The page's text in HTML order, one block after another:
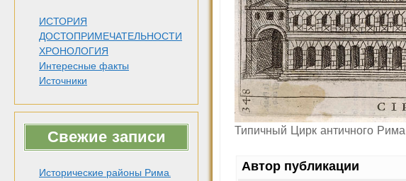
ИСТОРИЯ
ДОСТОПРИМЕЧАТЕЛЬНОСТИ
ХРОНОЛОГИЯ
Интересные факты
Источники
Свежие записи
Исторические районы Рима.
Типичный Цирк античного Рима
Автор публикации